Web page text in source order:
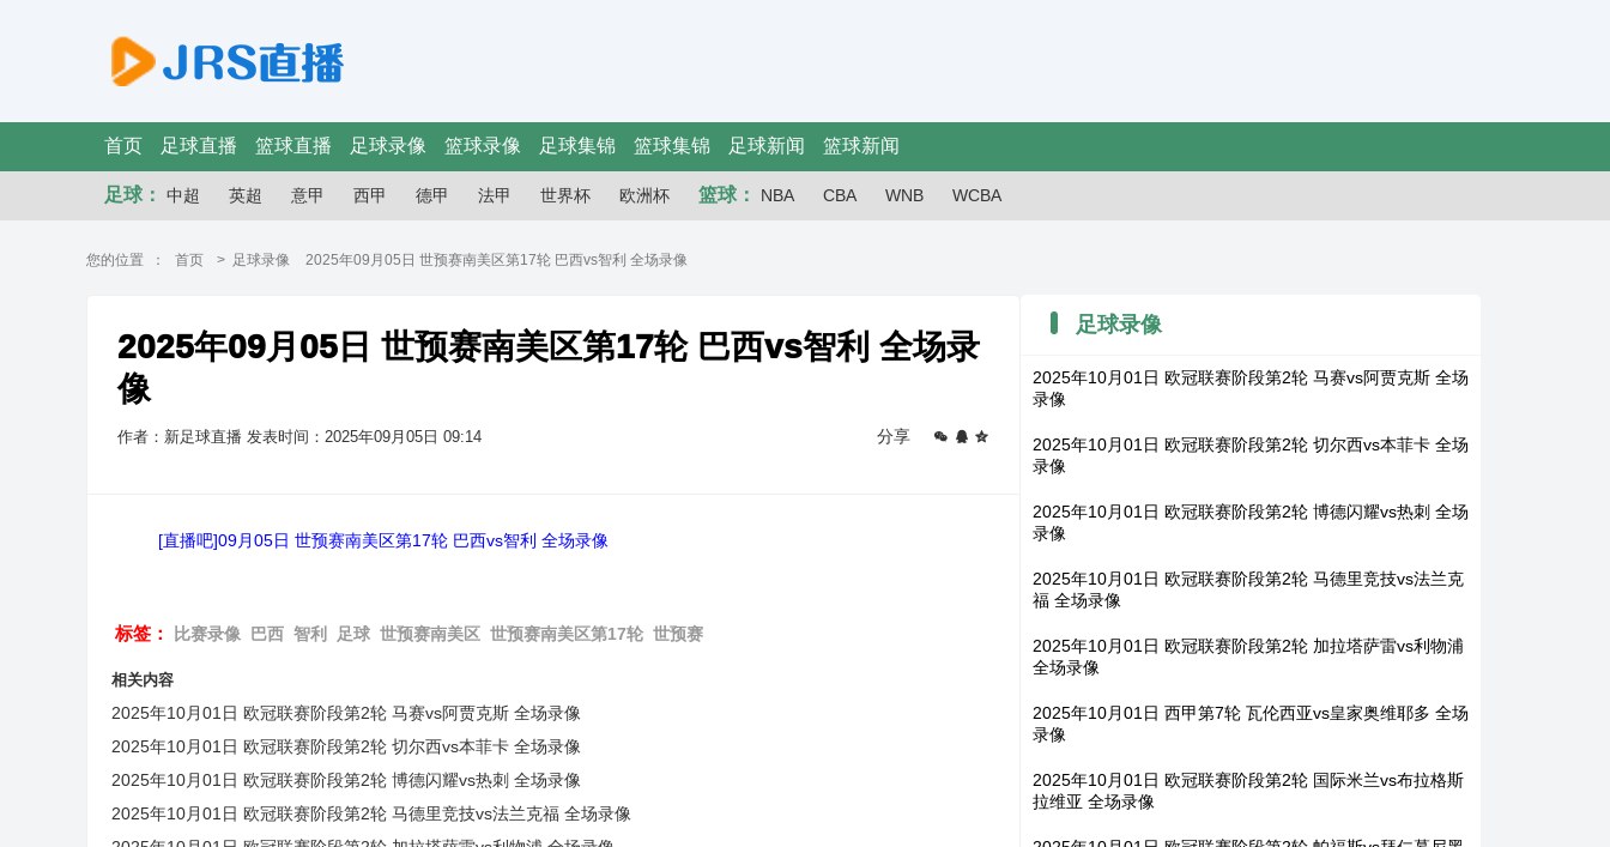
首页 足球直播 篮球直播 足球录像 篮球录像 足球集锦 篮球集锦 足球新闻 篮球新闻
足球： 中超 英超 意甲 西甲 德甲 法甲 世界杯 欧洲杯 篮球： NBA CBA WNB WCBA
您的位置 ： 首页 > 足球录像 2025年09月05日 世预赛南美区第17轮 巴西vs智利 全场录像
2025年09月05日 世预赛南美区第17轮 巴西vs智利 全场录
像
作者：新足球直播 发表时间：2025年09月05日 09:14 分享
[直播吧]09月05日 世预赛南美区第17轮 巴西vs智利 全场录像
标签： 比赛录像 巴西 智利 足球 世预赛南美区 世预赛南美区第17轮 世预赛
相关内容
2025年10月01日 欧冠联赛阶段第2轮 马赛vs阿贾克斯 全场录像
2025年10月01日 欧冠联赛阶段第2轮 切尔西vs本菲卡 全场录像
2025年10月01日 欧冠联赛阶段第2轮 博德闪耀vs热刺 全场录像
2025年10月01日 欧冠联赛阶段第2轮 马德里竞技vs法兰克福 全场录像
足球录像
2025年10月01日 欧冠联赛阶段第2轮 马赛vs阿贾克斯 全场
录像
2025年10月01日 欧冠联赛阶段第2轮 切尔西vs本菲卡 全场
录像
2025年10月01日 欧冠联赛阶段第2轮 博德闪耀vs热刺 全场
录像
2025年10月01日 欧冠联赛阶段第2轮 马德里竞技vs法兰克
福 全场录像
2025年10月01日 欧冠联赛阶段第2轮 加拉塔萨雷vs利物浦
全场录像
2025年10月01日 西甲第7轮 瓦伦西亚vs皇家奥维耶多 全场
录像
2025年10月01日 欧冠联赛阶段第2轮 国际米兰vs布拉格斯
拉维亚 全场录像